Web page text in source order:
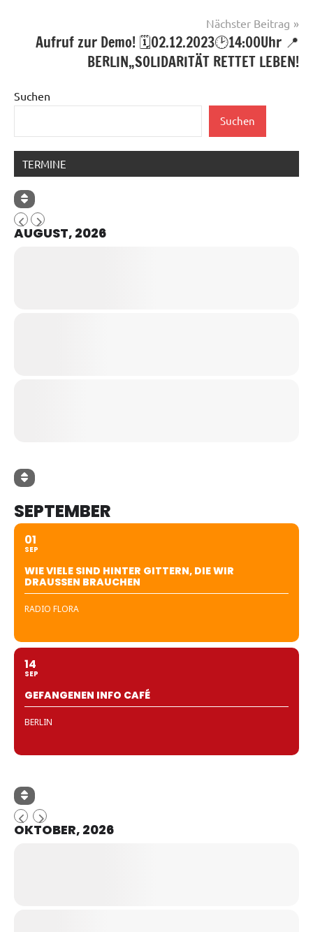
Nächster Beitrag
Aufruf zur Demo! 🗓02.12.2023🕑14:00Uhr 📍
BERLIN„SOLIDARITÄT RETTET LEBEN!
Suchen
Suchen
TERMINE
AUGUST, 2026
SEPTEMBER
01
SEP
WIE VIELE SIND HINTER GITTERN, DIE WIR
DRAUSSEN BRAUCHEN
RADIO FLORA
14
SEP
GEFANGENEN INFO CAFÉ
BERLIN
OKTOBER, 2026